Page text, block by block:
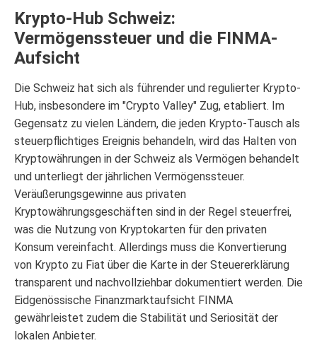
Krypto-Hub Schweiz:
Vermögenssteuer und die FINMA-
Aufsicht
Die Schweiz hat sich als führender und regulierter Krypto-
Hub, insbesondere im "Crypto Valley" Zug, etabliert. Im
Gegensatz zu vielen Ländern, die jeden Krypto-Tausch als
steuerpflichtiges Ereignis behandeln, wird das Halten von
Kryptowährungen in der Schweiz als Vermögen behandelt
und unterliegt der jährlichen Vermögenssteuer.
Veräußerungsgewinne aus privaten
Kryptowährungsgeschäften sind in der Regel steuerfrei,
was die Nutzung von Kryptokarten für den privaten
Konsum vereinfacht. Allerdings muss die Konvertierung
von Krypto zu Fiat über die Karte in der Steuererklärung
transparent und nachvollziehbar dokumentiert werden. Die
Eidgenössische Finanzmarktaufsicht FINMA
gewährleistet zudem die Stabilität und Seriosität der
lokalen Anbieter.